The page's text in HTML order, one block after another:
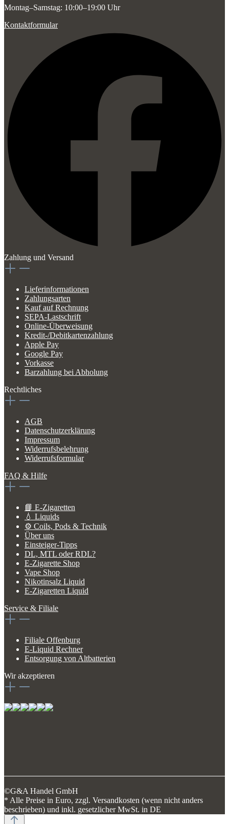
Montag–Samstag: 10:00–19:00 Uhr
Kontaktformular
Zahlung und Versand
Lieferinformationen
Zahlungsarten
Kauf auf Rechnung
SEPA-Lastschrift
Online-Überweisung
Kredit-/Debitkartenzahlung
Apple Pay
Google Pay
Vorkasse
Barzahlung bei Abholung
Rechtliches
AGB
Datenschutzerklärung
Impressum
Widerrufsbelehrung
Widerrufsformular
FAQ & Hilfe
📘 E-Zigaretten
💧 Liquids
⚙️ Coils, Pods & Technik
Über uns
Einsteiger-Tipps
DL, MTL oder RDL?
E-Zigarette Shop
Vape Shop
Nikotinsalz Liquid
E-Zigaretten Liquid
Service & Filiale
Filiale Offenburg
E-Liquid Rechner
Entsorgung von Altbatterien
Wir akzeptieren
©G&A Handel GmbH
* Alle Preise in Euro, zzgl. Versandkosten (wenn nicht anders
beschrieben) und inkl. gesetzlicher MwSt. in DE